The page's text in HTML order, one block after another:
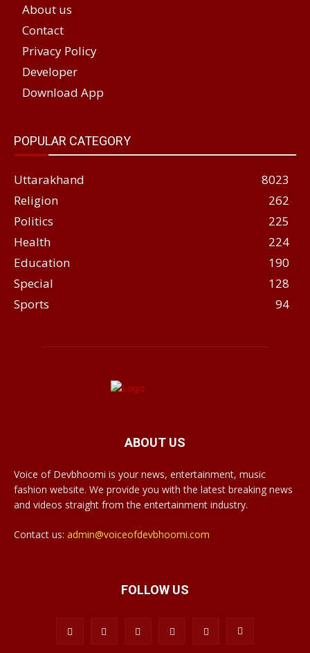
About us
Contact
Privacy Policy
Developer
Download App
POPULAR CATEGORY
Uttarakhand
8023
Religion
262
Politics
225
Health
224
Education
190
Special
128
Sports
94
ABOUT US
Voice of Devbhoomi is your news, entertainment, music
fashion website. We provide you with the latest breaking news
and videos straight from the entertainment industry.
Contact us: admin@voiceofdevbhoomi.com
FOLLOW US